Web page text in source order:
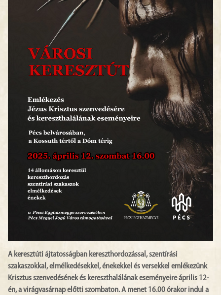
A keresztúti ájtatosságban kereszthordozással, szentírási
szakaszokkal, elmélkedésekkel, énekekkel és versekkel emlékezünk
Krisztus szenvedésének és kereszthalálának eseményeire április 12-
én, a virágvasárnap előtti szombaton. A menet 16.00 órakor indul a